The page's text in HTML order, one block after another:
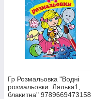
Гр Розмальовка "Водні
розмальовки. Лялька1,
блакитна" 9789669473158